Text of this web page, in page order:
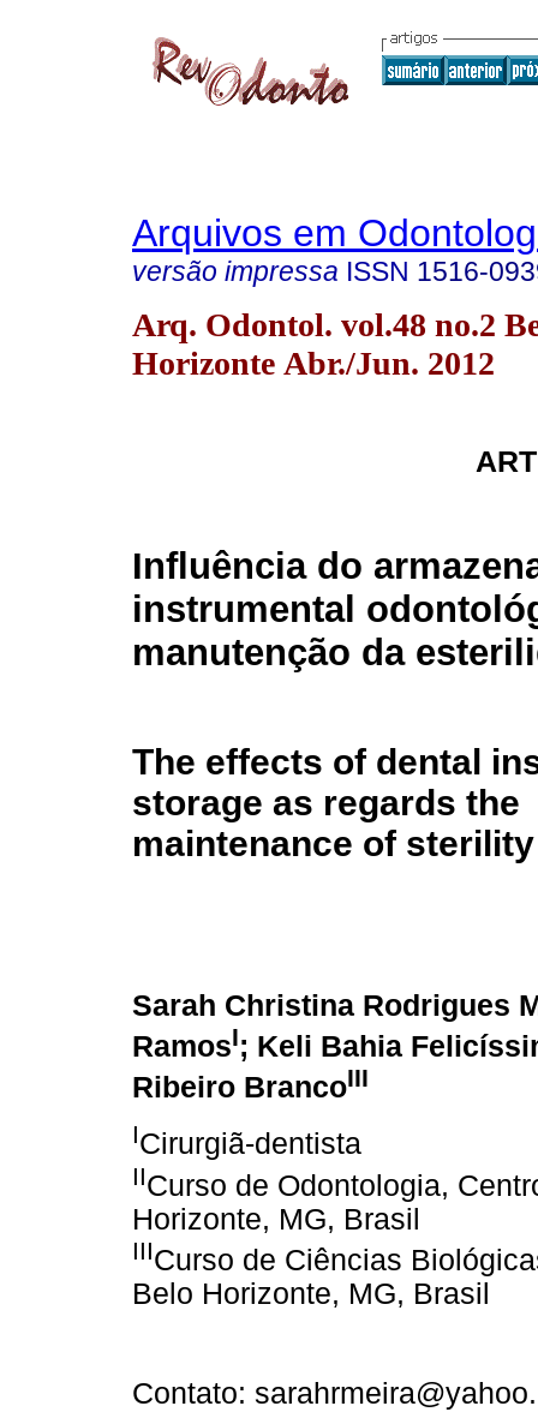
Arquivos em
versão impressa ISSN 1516-
Arq. Odontol. vol.48 no.2
Horizonte Abr./Jun. 2012
Influência do
instrumental
manutenção da
The effects of dental
storage as regards the
maintenance of sterility
Sarah Christina Rodrigues
RamosI; Keli Bahia
Ribeiro BrancoIII
ICirurgiã-dentista
IICurso de Odontologia,
Horizonte, MG, Brasil
IIICurso de Ciências
Belo Horizonte, MG, Brasil
Contato: